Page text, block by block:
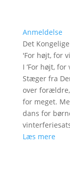
Anmeldelse
Det
'For højt, for
I ’For højt,
Stæger fra
over
for meget.
dans for
Læs mere